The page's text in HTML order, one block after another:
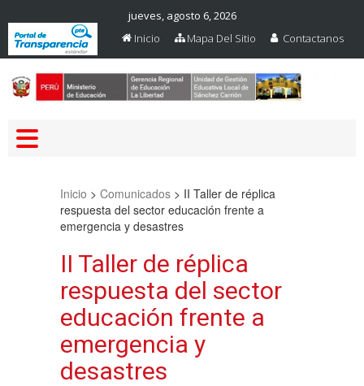
jueves, agosto 6, 2026
Inicio
Mapa Del Sitio Contactanos
Inicio >Comunicados > II Taller de réplica
respuesta del sector educación frente a
emergencia y desastres
II Taller de réplica
respuesta del sector
educación frente a
emergencia y
desastres